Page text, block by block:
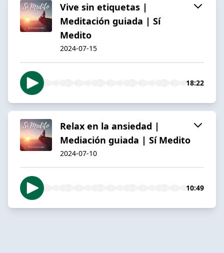
Vive sin etiquetas |
Meditación guiada | Sí
Medito
2024-07-15
18:22
Relax en la ansiedad |
Mediación guiada | Sí Medito
2024-07-10
10:49